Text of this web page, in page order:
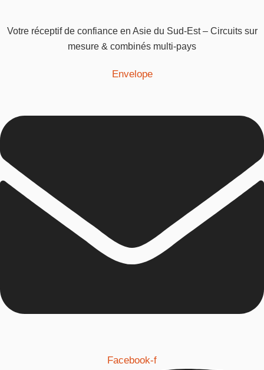
Votre réceptif de confiance en Asie du Sud-Est – Circuits sur
mesure & combinés multi-pays
Envelope
Facebook-f